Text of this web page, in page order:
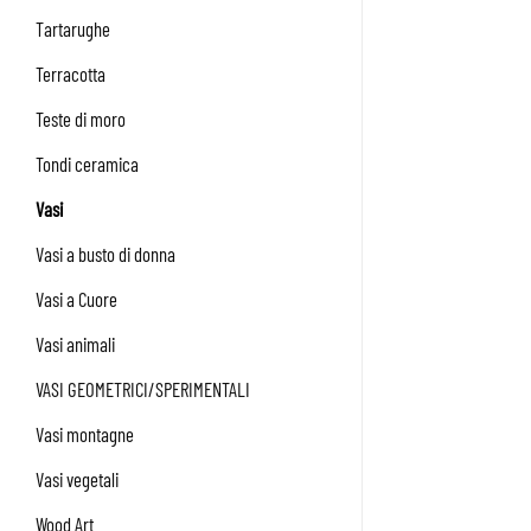
Tartarughe
Terracotta
Teste di moro
Tondi ceramica
Vasi
Vasi a busto di donna
Vasi a Cuore
Vasi animali
VASI GEOMETRICI/SPERIMENTALI
Vasi montagne
Vasi vegetali
Wood Art